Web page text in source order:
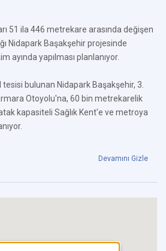
51 ila 446 metrekare arasında değişen
Nidapark Başakşehir projesinde
ayında yapılması planlanıyor.
bulunan Nidapark Başakşehir, 3.
Otoyolu'na, 60 bin metrekarelik
kapasiteli Sağlık Kent'e ve metroya
Devamını Gizle